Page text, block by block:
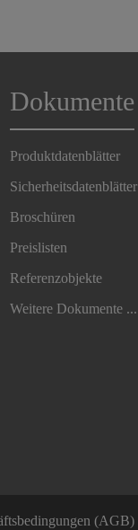
Dokumente
Produktdatenblätter
Sicherheitsdatenblätter
Broschüren
Preislisten
Referenzobjekte
Weitere Dokumente ...
(AGB)